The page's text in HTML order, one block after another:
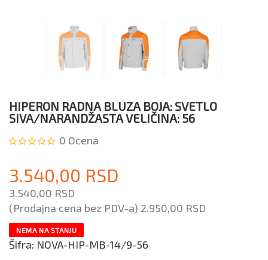
HIPERON RADNA BLUZA BOJA: SVETLO
SIVA/NARANDŽASTA VELIČINA: 56
0 Ocena
3.540,00 RSD
3.540,00 RSD
(Prodajna cena bez PDV-a) 2.950,00 RSD
NEMA NA STANJU
Šifra: NOVA-HIP-MB-14/9-56